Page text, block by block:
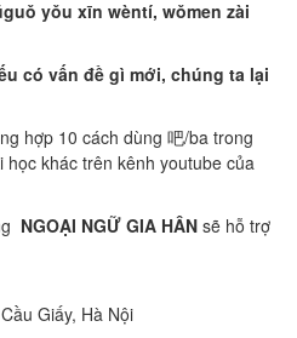
yǒu xīn wèntí, wǒmen zài
có vấn đề gì mới, chúng ta lại
hợp 10 cách dùng 吧/ba trong
khác trên kênh youtube của
NGOẠI NGỮ GIA HÂN sẽ hỗ trợ
Giấy, Hà Nội